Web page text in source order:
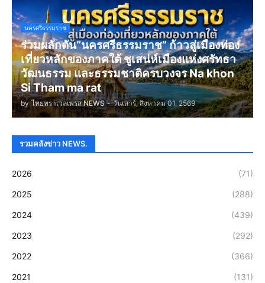
นครศรีธรรมราช
ร่วมผลักดัน“นครศรีธรรมราช” ก้าวสู่เมืองท่อง
เที่ยวหลักของภาคใต้ ชูเสน่ห์เมืองแห่งศรัทธา
วัฒนธรรม และธรรมชาติครบวงจร Na khon
Si Tham ma rat
by ไทยทราเวลเพรส NEWS - วันเสาร์, สิงหาคม 01, 2569
รวมคลังข่าว NEWS.
2026 (71)
2025 (288)
2024 (439)
2023 (292)
2022 (366)
2021 (131)